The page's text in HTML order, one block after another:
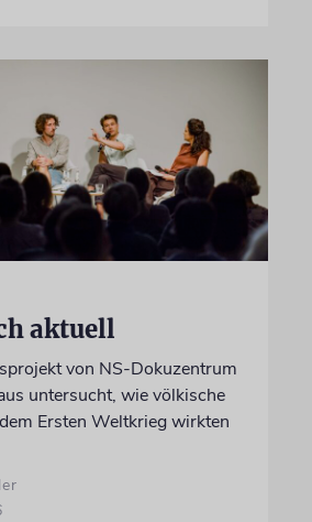
aktuell
von NS-Dokuzentrum
untersucht, wie völkische
Ersten Weltkrieg wirkten